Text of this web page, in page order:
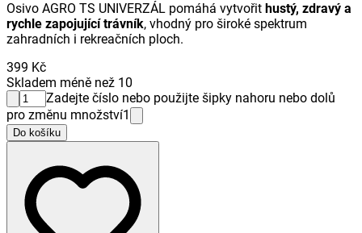
Osivo AGRO TS UNIVERZÁL pomáhá vytvořit hustý, zdravý a
rychle zapojující trávník, vhodný pro široké spektrum
zahradních i rekreačních ploch.
399 Kč
Skladem méně než 10
Zadejte číslo nebo použijte šipky nahoru nebo dolů
pro změnu množství1
Do košíku